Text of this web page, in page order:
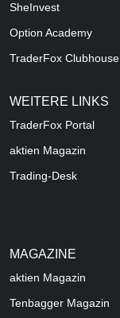
SheInvest
Option Academy
TraderFox Clubhouse
WEITERE LINKS
TraderFox Portal
aktien Magazin
Trading-Desk
MAGAZINE
aktien Magazin
Tenbagger Magazin